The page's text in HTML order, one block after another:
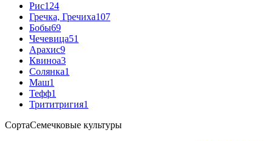
Рис124
Гречка, Гречиха107
Бобы69
Чечевица51
Арахис9
Квиноа3
Солянка1
Маш1
Тефф1
Трититригия1
СортаСемечковые культуры